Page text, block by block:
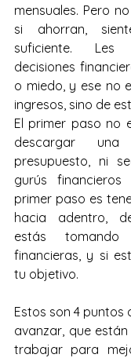
mensuales. Pero
si ahorran,
suficiente.
decisiones
o miedo, y ese no
ingresos, sino de
El primer paso no
descargar
presupuesto, ni
gurús
primer paso es
hacia adentro,
estás tomando
financieras, y si
tu objetivo.
Estos son 4 puntos
avanzar, que
trabajar para